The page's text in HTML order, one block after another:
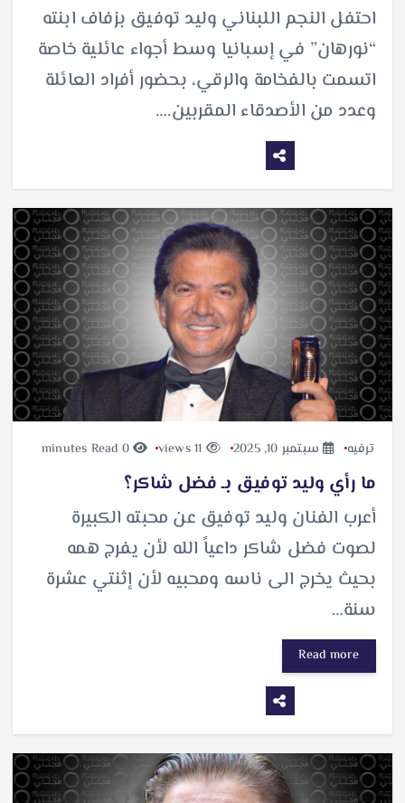
احتفل النجم اللبناني وليد توفيق بزفاف ابنته
“نورهان” في إسبانيا وسط أجواء عائلية خاصة
اتسمت بالفخامة والرقي، بحضور أفراد العائلة
وعدد من الأصدقاء المقربين.…
ترفيه سبتمبر 10, 2025 0 minutes Read
ما رأي وليد توفيق بـ فضل شاكر؟
أعرب الفنان وليد توفيق عن محبته الكبيرة
لصوت فضل شاكر داعياً الله لأن يفرج همه
بحيث يخرج الى ناسه ومحبيه لأن إثنتي عشرة
سنة…
Read more